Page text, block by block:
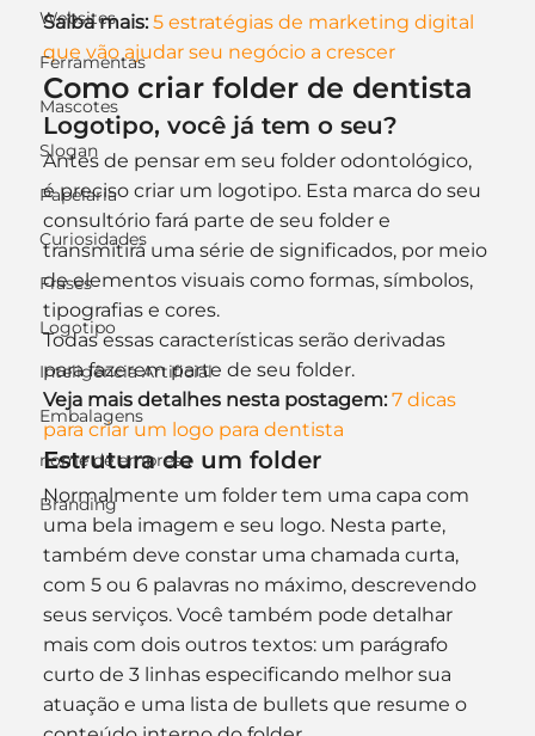
Websites
Ferramentas
Mascotes
Slogan
Papelaria
Curiosidades
Frases
Logotipo
Inteligência Artificial
Embalagens
nome de empresa
Branding
Saiba mais: 5 estratégias de marketing digital
que vão ajudar seu negócio a crescer
Como criar folder de dentista
Logotipo, você já tem o seu?
Antes de pensar em seu folder odontológico,
é preciso criar um logotipo. Esta marca do seu
consultório fará parte de seu folder e
transmitirá uma série de significados, por meio
de elementos visuais como formas, símbolos,
tipografias e cores.
Todas essas características serão derivadas
para fazerem parte de seu folder.
Veja mais detalhes nesta postagem: 7 dicas
para criar um logo para dentista
Estrutura de um folder
Normalmente um folder tem uma capa com
uma bela imagem e seu logo. Nesta parte,
também deve constar uma chamada curta,
com 5 ou 6 palavras no máximo, descrevendo
seus serviços. Você também pode detalhar
mais com dois outros textos: um parágrafo
curto de 3 linhas especificando melhor sua
atuação e uma lista de bullets que resume o